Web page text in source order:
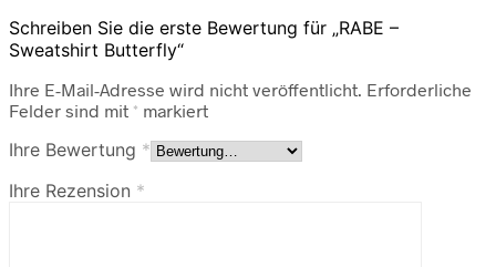
Schreiben Sie die erste Bewertung für „RABE –
Sweatshirt Butterfly“
Ihre E-Mail-Adresse wird nicht veröffentlicht. Erforderliche
Felder sind mit * markiert
Ihre Bewertung *
Ihre Rezension *